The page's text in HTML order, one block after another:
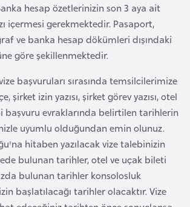
hesap özetlerinizin son 3 aya ait
içermesi gerekmektedir. Pasaport,
ve banka hesap dökümleri dışındaki
göre şekillenmektedir.
başvuruları sırasında temsilcilerimize
şirket izin yazısı, şirket görev yazısı, otel
başvuru evraklarında belirtilen tarihlerin
uyumlu olduğundan emin olunuz.
hitaben yazılacak vize talebinizin
bulunan tarihler, otel ve uçak bileti
bulunan tarihler konsolosluk
başlatılacağı tarihler olacaktır. Vize